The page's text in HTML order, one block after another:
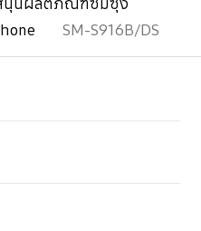
SM-S916B/DS